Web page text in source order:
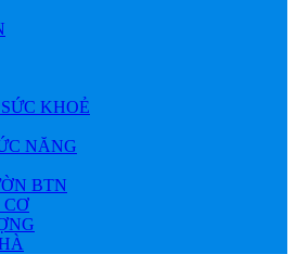
KHOẺ
NĂNG
BTN